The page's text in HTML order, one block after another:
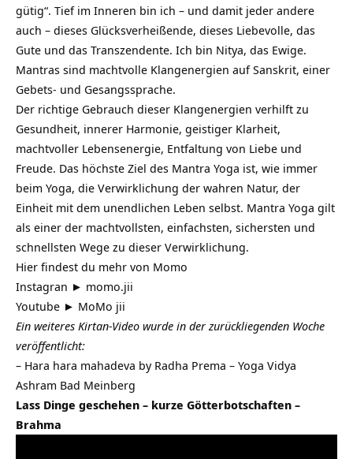
gütig“. Tief im Inneren bin ich – und damit jeder andere
auch – dieses Glücksverheißende, dieses Liebevolle, das
Gute und das Transzendente. Ich bin Nitya, das Ewige.
Mantras sind machtvolle Klangenergien auf Sanskrit, einer
Gebets- und Gesangssprache.
Der richtige Gebrauch dieser Klangenergien verhilft zu
Gesundheit, innerer Harmonie, geistiger Klarheit,
machtvoller Lebensenergie, Entfaltung von Liebe und
Freude. Das höchste Ziel des Mantra Yoga ist, wie immer
beim Yoga, die Verwirklichung der wahren Natur, der
Einheit mit dem unendlichen Leben selbst. Mantra Yoga gilt
als einer der machtvollsten, einfachsten, sichersten und
schnellsten Wege zu dieser Verwirklichung.
Hier findest du mehr von Momo
Instagran ► momo.jii
Youtube ► MoMo jii
Ein weiteres Kirtan-Video wurde in der zurückliegenden Woche
veröffentlicht:
– Hara hara mahadeva by Radha Prema – Yoga Vidya
Ashram Bad Meinberg
Lass Dinge geschehen – kurze Götterbotschaften –
Brahma